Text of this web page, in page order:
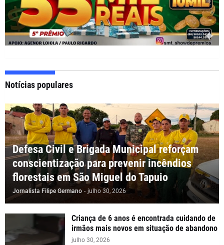
Notícias populares
Defesa Civil e Brigada Municipal reforçam
conscientização para prevenir incêndios
florestais em São Miguel do Tapuio
Jornalista Filipe Germano - julho 30, 2026
Criança de 6 anos é encontrada cuidando de
irmãos mais novos em situação de abandono
julho 30, 2026